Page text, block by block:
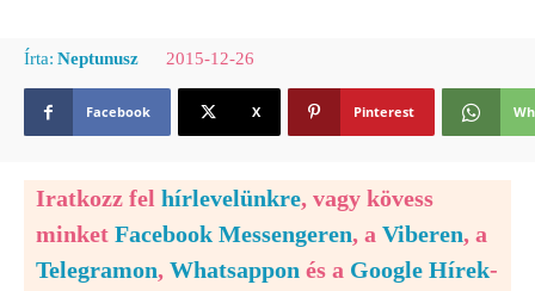
Írta: Neptunusz 2015-12-26
Facebook X Pinterest
Iratkozz fel hírlevelünkre, vagy kövess
minket Facebook Messengeren, a Viberen, a
Telegramon, Whatsappon és a Google Hírek-